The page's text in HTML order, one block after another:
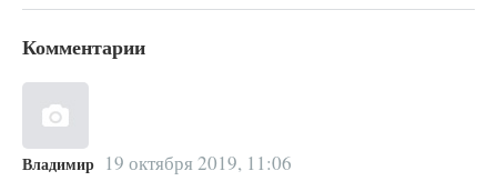
Комментарии
Владимир 19 октября 2019, 11:06